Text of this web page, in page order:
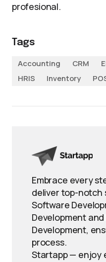
profesional.
Tags
Accounting
CRM
HRIS
Inventory
Embrace every
deliver top-notch
Software
Development and
Development,
process.
Startapp — enjoy